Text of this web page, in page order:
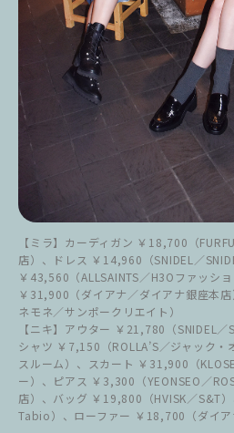
【ミラ】カーディガン ￥18,700（
店）、ドレス ￥14,960（SNIDEL／
￥43,560（ALLSAINTS／H3Oファッシ
￥31,900（ダイアナ／ダイアナ銀座本
ネモネ／サンポークリエイト）
【ニキ】アウター ￥21,780（SNIDEL
シャツ ￥7,150（ROLLA’S／ジャック・
スルーム）、スカート ￥31,900（
ー）、ピアス ￥3,300（YEONSEO／
店）、バッグ ￥19,800（HVISK／S&T
Tabio）、ローファー ￥18,700（ダイア